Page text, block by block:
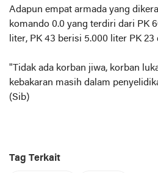
Adapun empat armada yang
komando 0.0 yang terdiri dari PK
liter, PK 43 berisi 5.000 liter PK 23
"Tidak ada korban jiwa, korban
kebakaran masih dalam
(Sib)
Tag Terkait